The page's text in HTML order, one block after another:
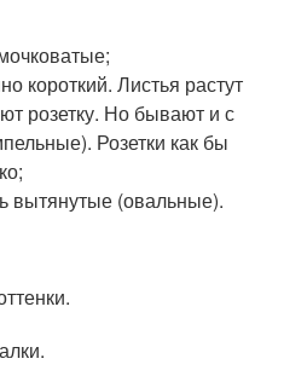
короткий. Листья растут
розетку. Но бывают и с
Розетки как бы
вытянутые (овальные).